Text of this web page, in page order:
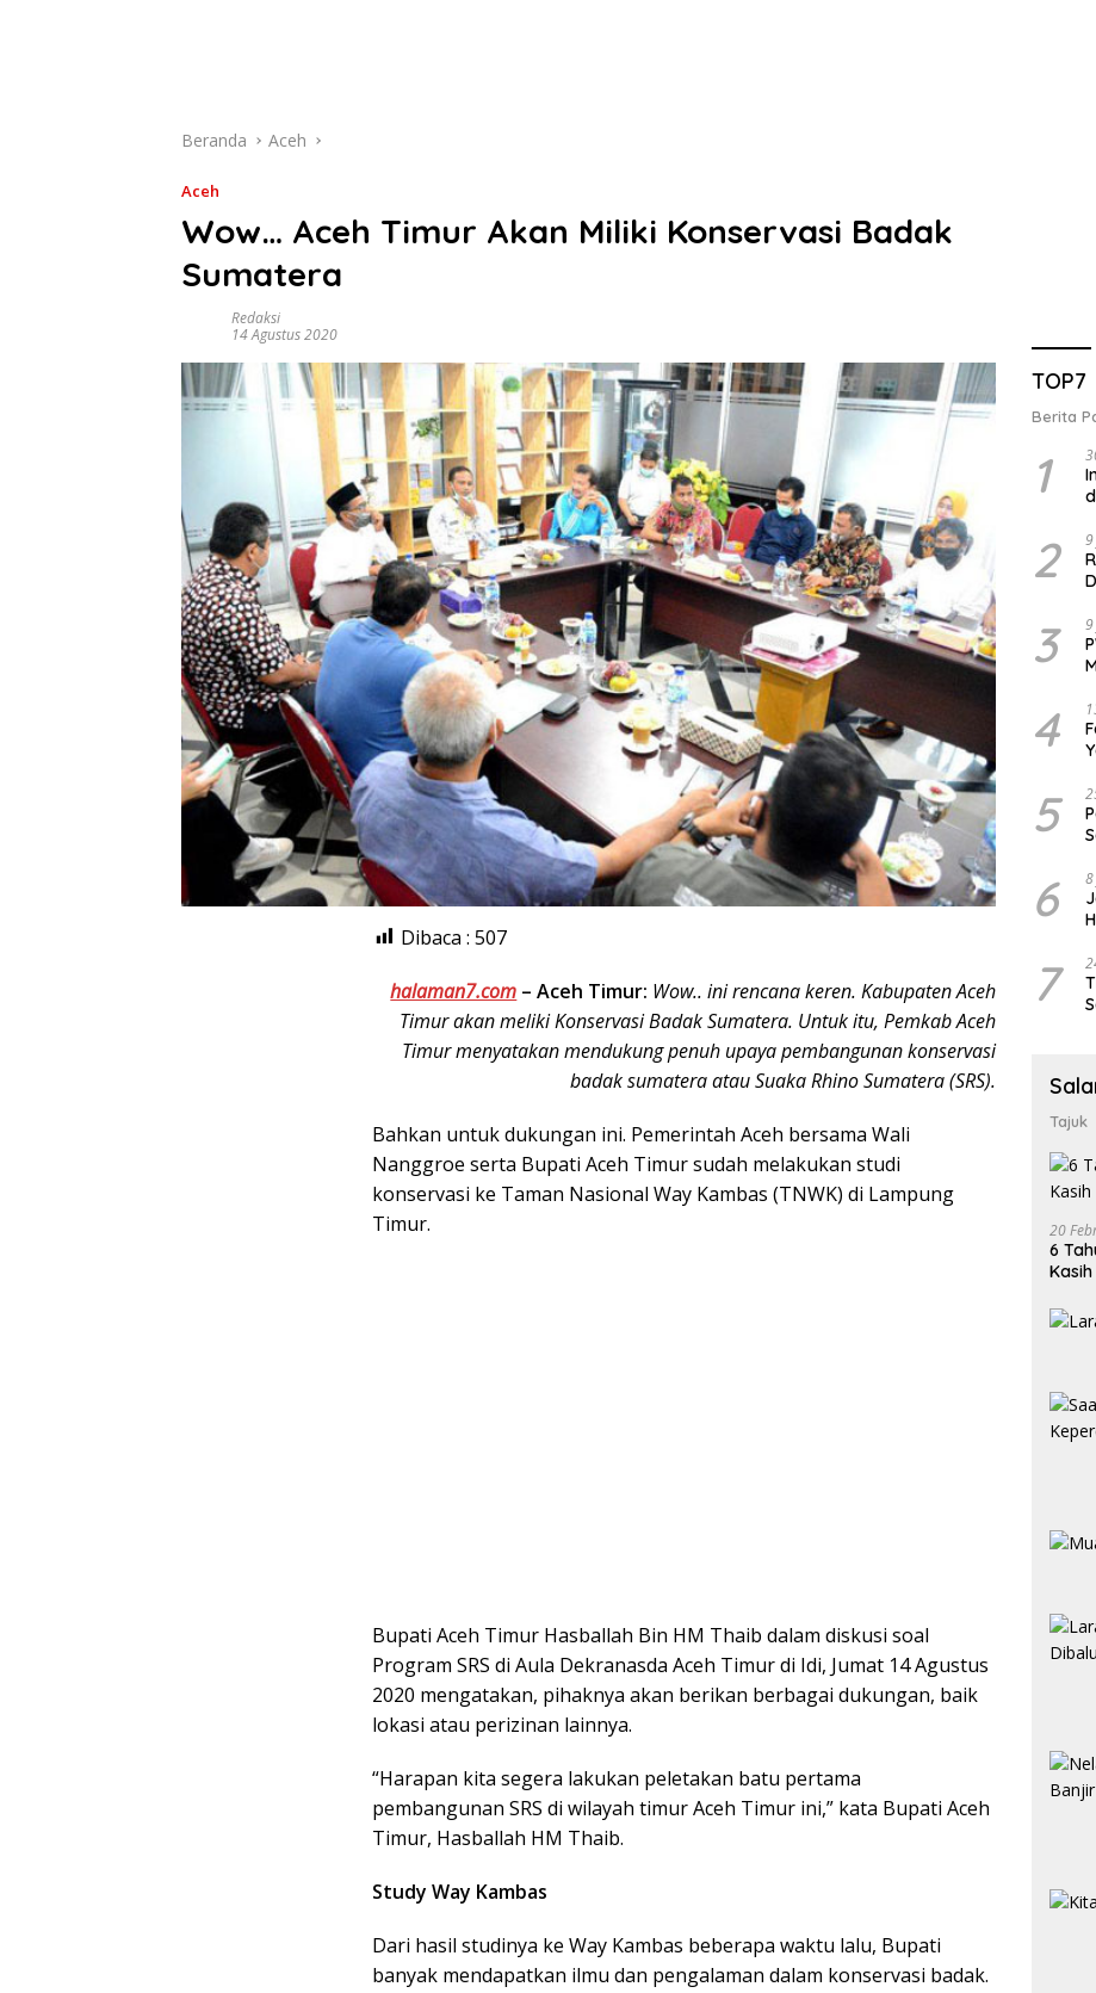
Beranda Aceh
Aceh
Wow… Aceh Timur Akan Miliki Konservasi Badak
Sumatera
Redaksi
14 Agustus 2020
Dibaca : 507
halaman7.com –Aceh Timur: Wow.. ini rencana keren. Kabupaten Aceh
Timur akan meliki Konservasi Badak Sumatera. Untuk itu, Pemkab Aceh
Timur menyatakan mendukung penuh upaya pembangunan konservasi
badak sumatera atau Suaka Rhino Sumatera (SRS).
Bahkan untuk dukungan ini. Pemerintah Aceh bersama Wali
Nanggroe serta Bupati Aceh Timur sudah melakukan studi
konservasi ke Taman Nasional Way Kambas (TNWK) di Lampung
Timur.
Bupati Aceh Timur Hasballah Bin HM Thaib dalam diskusi soal
Program SRS di Aula Dekranasda Aceh Timur di Idi, Jumat 14 Agustus
2020 mengatakan, pihaknya akan berikan berbagai dukungan, baik
lokasi atau perizinan lainnya.
“Harapan kita segera lakukan peletakan batu pertama
pembangunan SRS di wilayah timur Aceh Timur ini,” kata Bupati Aceh
Timur, Hasballah HM Thaib.
Study Way Kambas
Dari hasil studinya ke Way Kambas beberapa waktu lalu, Bupati
banyak mendapatkan ilmu dan pengalaman dalam konservasi badak.
TOP7
Berita
1
2
3
4
5
6
7
Tajuk
20
6